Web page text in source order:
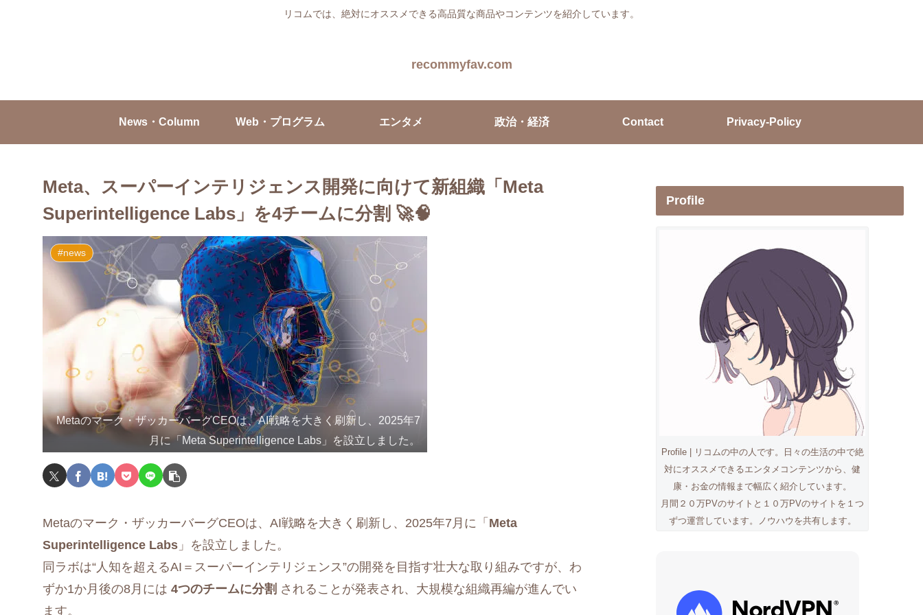
リコムでは、絶対にオススメできる高品質な商品やコンテンツを紹介しています。
recommyfav.com
News・Column Web・プログラム エンタメ 政治・経済 Contact Privacy-Policy
Meta、スーパーインテリジェンス開発に向けて新組織「Meta
Superintelligence Labs」を4チームに分割 🚀🧠
#news
Metaのマーク・ザッカーバーグCEOは、AI戦略を大きく刷新し、2025年7
月に「Meta Superintelligence Labs」を設立しました。
Metaのマーク・ザッカーバーグCEOは、AI戦略を大きく刷新し、2025年7月に「 Meta
Superintelligence Labs」を設立しました。
同ラボは“人知を超えるAI＝スーパーインテリジェンス”の開発を目指す壮大な取り組みですが、わ
ずか1か月後の8月には 4つのチームに分割 されることが発表され、大規模な組織再編が進んでい
ます。
Profile
Profile | リコムの中の人です。日々の生活の中で絶
対にオススメできるエンタメコンテンツから、健
康・お金の情報まで幅広く紹介しています。
月間２０万PVのサイトと１０万PVのサイトを１つ
ずつ運営しています。ノウハウを共有します。